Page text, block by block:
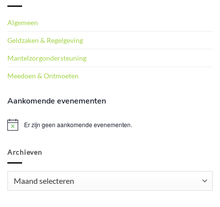
Algemeen
Geldzaken & Regelgeving
Mantelzorgondersteuning
Meedoen & Ontmoeten
Aankomende evenementen
BerichtEr zijn geen aankomende evenementen.
Archieven